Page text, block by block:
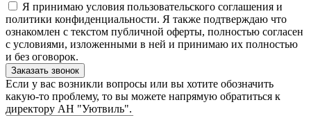
Я принимаю условия пользовательского соглашения и
политики конфиденциальности. Я также подтверждаю что
ознакомлен с текстом публичной оферты, полностью согласен
с условиями, изложенными в ней и принимаю их полностью
и без оговорок.
Если у вас возникли вопросы или вы хотите обозначить
какую-то проблему, то вы можете напрямую обратиться к
директору АН "Уютвиль".